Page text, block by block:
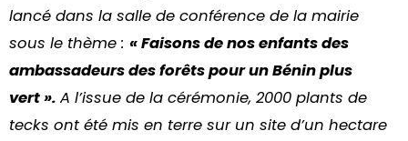
lancé dans la salle de conférence de la mairie
sous le thème : « Faisons de nos enfants des
ambassadeurs des forêts pour un Bénin plus
vert ». A l’issue de la cérémonie, 2000 plants de
tecks ont été mis en terre sur un site d’un hectare